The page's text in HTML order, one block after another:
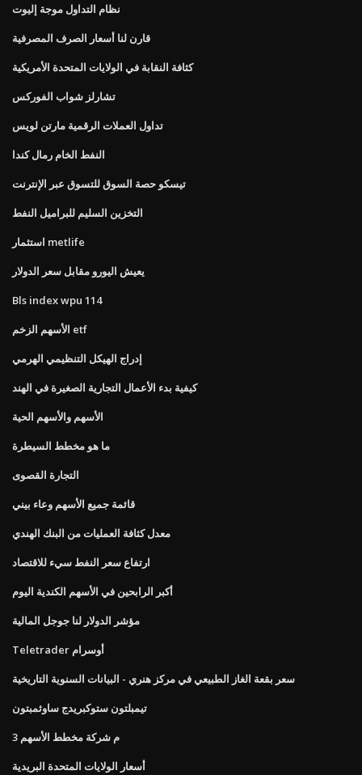
نظام التداول موجة إليوت
قارن لنا أسعار الصرف المصرفية
كثافة النقابة في الولايات المتحدة الأمريكية
تشارلز شواب الفوركس
تداول العملات الرقمية مارتن لويس
النفط الخام رمال كندا
تيسكو حصة السوق للتسوق عبر الإنترنت
التخزين السليم للبراميل النفط
استثمار metlife
يعيش اليورو مقابل سعر الدولار
Bls index wpu 114
الأسهم الزخم etf
إدراج الهيكل التنظيمي الهرمي
كيفية بدء الأعمال التجارية الصغيرة في الهند
الأسهم والأسهم الحية
ما هو مخطط السيطرة
التجارة القصوى
قائمة جميع الأسهم وعاء بيني
معدل كثافة العمليات من البنك الهندي
ارتفاع سعر النفط سيء للاقتصاد
أكبر الرابحين في الأسهم الكندية اليوم
مؤشر الدولار لنا جوجل المالية
Teletrader أوسرام
سعر بقعة الغاز الطبيعي في مركز هنري - البيانات السنوية التاريخية
تيمبلتون ستوكبريدج ساوثمبتون
3 م شركة مخطط الأسهم
أسعار الولايات المتحدة البريدية